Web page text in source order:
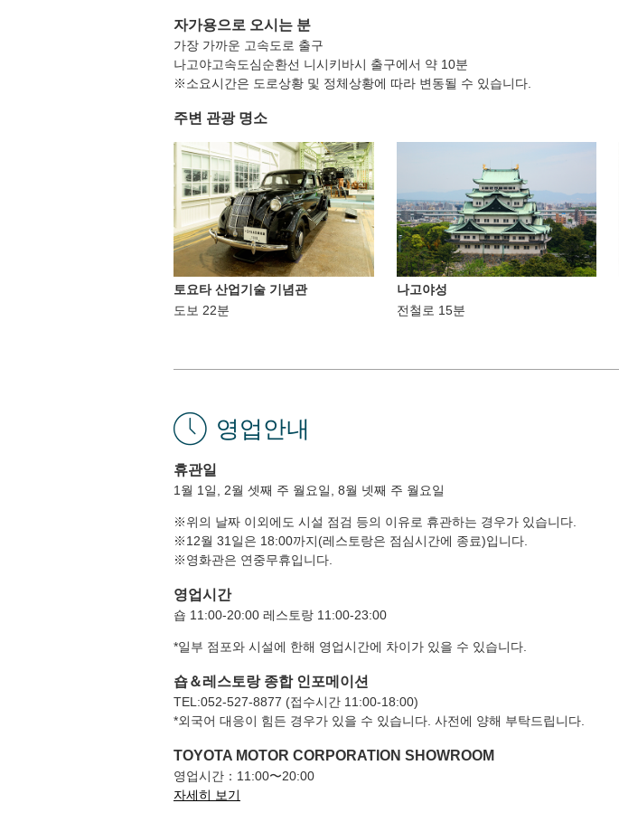
자가용으로 오시는 분
가장 가까운 고속도로 출구
나고야고속도심순환선 니시키바시 출구에서 약 10분
※소요시간은 도로상황 및 정체상황에 따라 변동될 수 있습니다.
주변 관광 명소
토요타 산업기술 기념관
도보 22분
나고야성
전철로 15분
영업안내
휴관일
1월 1일, 2월 셋째 주 월요일, 8월 넷째 주 월요일
※위의 날짜 이외에도 시설 점검 등의 이유로 휴관하는 경우가 있습니다.
※12월 31일은 18:00까지(레스토랑은 점심시간에 종료)입니다.
※영화관은 연중무휴입니다.
영업시간
숍 11:00-20:00 레스토랑 11:00-23:00
*일부 점포와 시설에 한해 영업시간에 차이가 있을 수 있습니다.
숍＆레스토랑 종합 인포메이션
TEL:052-527-8877 (접수시간 11:00-18:00)
*외국어 대응이 힘든 경우가 있을 수 있습니다. 사전에 양해 부탁드립니다.
TOYOTA MOTOR CORPORATION SHOWROOM
영업시간：11:00〜20:00
자세히 보기